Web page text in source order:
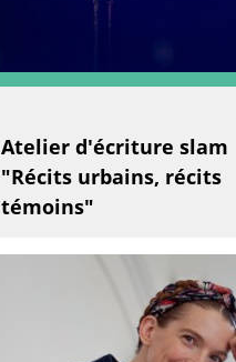
Atelier d'écriture slam
"Récits urbains, récits
témoins"